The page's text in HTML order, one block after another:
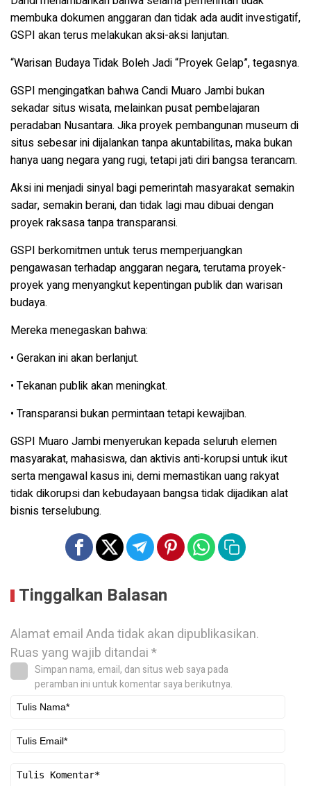
membuka dokumen anggaran dan tidak ada audit investigatif,
GSPI akan terus melakukan aksi-aksi lanjutan.
“Warisan Budaya Tidak Boleh Jadi “Proyek Gelap”, tegasnya.
GSPI mengingatkan bahwa Candi Muaro Jambi bukan
sekadar situs wisata, melainkan pusat pembelajaran
peradaban Nusantara. Jika proyek pembangunan museum di
situs sebesar ini dijalankan tanpa akuntabilitas, maka bukan
hanya uang negara yang rugi, tetapi jati diri bangsa terancam.
Aksi ini menjadi sinyal bagi pemerintah masyarakat semakin
sadar, semakin berani, dan tidak lagi mau dibuai dengan
proyek raksasa tanpa transparansi.
GSPI berkomitmen untuk terus memperjuangkan
pengawasan terhadap anggaran negara, terutama proyek-
proyek yang menyangkut kepentingan publik dan warisan
budaya.
Mereka menegaskan bahwa:
• Gerakan ini akan berlanjut.
• Tekanan publik akan meningkat.
• Transparansi bukan permintaan tetapi kewajiban.
GSPI Muaro Jambi menyerukan kepada seluruh elemen
masyarakat, mahasiswa, dan aktivis anti-korupsi untuk ikut
serta mengawal kasus ini, demi memastikan uang rakyat
tidak dikorupsi dan kebudayaan bangsa tidak dijadikan alat
bisnis terselubung.
Tinggalkan Balasan
Alamat email Anda tidak akan dipublikasikan.
Ruas yang wajib ditandai*
Simpan nama, email, dan situs web saya pada
peramban ini untuk komentar saya berikutnya.